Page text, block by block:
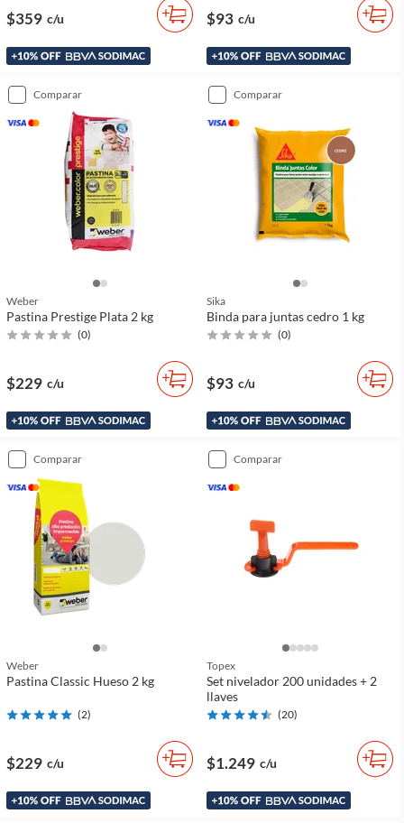
$359 c/u $93 c/u
comparar
Weber
Pastina Prestige Plata 2 kg
(0)
$229 c/u
comparar
Sika
Binda para juntas cedro 1 kg
(0)
$93 c/u
comparar
Weber
Pastina Classic Hueso 2 kg
(2)
$229 c/u
comparar
Topex
Set nivelador 200 unidades + 2
llaves
(20)
$1.249 c/u